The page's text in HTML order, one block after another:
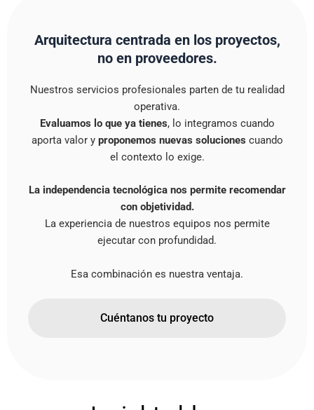
Arquitectura centrada en los proyectos,
no en proveedores.
Nuestros servicios profesionales parten de tu realidad
operativa.
Evaluamos lo que ya tienes, lo integramos cuando
aporta valor y proponemos nuevas soluciones cuando
el contexto lo exige.
La independencia tecnológica nos permite recomendar
con objetividad.
La experiencia de nuestros equipos nos permite
ejecutar con profundidad.
Esa combinación es nuestra ventaja.
Cuéntanos tu proyecto